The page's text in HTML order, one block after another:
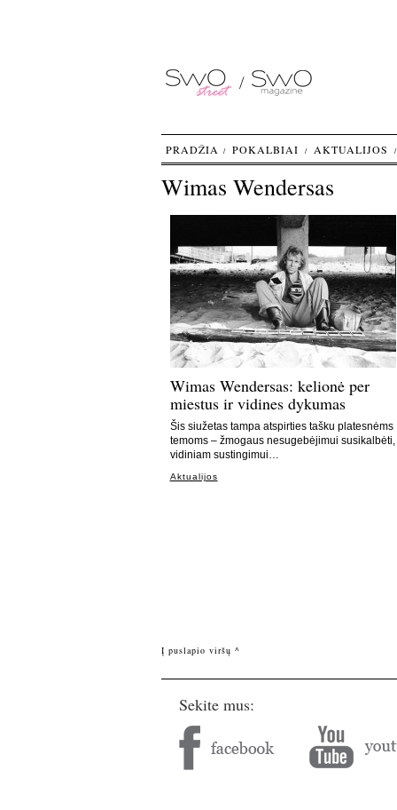
Wimas Wendersas
Wimas Wendersas: kelionė per
miestus ir vidines dykumas
Šis siužetas tampa atspirties tašku platesnėms
temoms – žmogaus nesugebėjimui susikalbėti,
vidiniam sustingimui…
Aktualijos
PRADŽIA POKALBIAI AKTUALIJOS
Į puslapio viršų ^
Sekite mus: